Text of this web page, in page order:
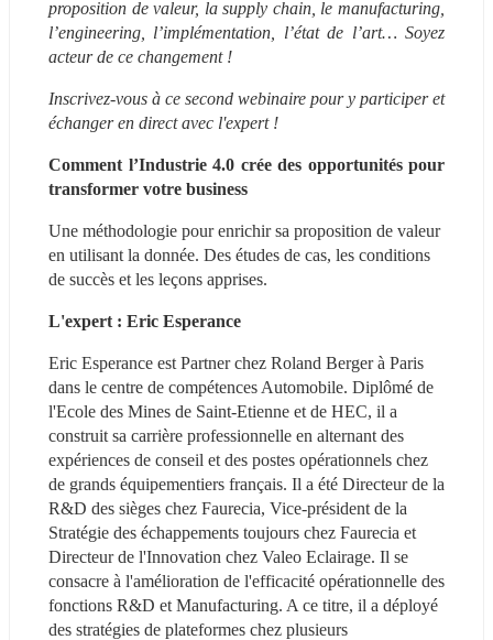
proposition de valeur, la supply chain, le manufacturing,
l’engineering, l’implémentation, l’état de l’art… Soyez
acteur de ce changement !
Inscrivez-vous à ce second webinaire pour y participer et
échanger en direct avec l'expert !
Comment l’Industrie 4.0 crée des opportunités pour
transformer votre business
Une méthodologie pour enrichir sa proposition de valeur
en utilisant la donnée. Des études de cas, les conditions
de succès et les leçons apprises.
L'expert : Eric Esperance
Eric Esperance est Partner chez Roland Berger à Paris
dans le centre de compétences Automobile. Diplômé de
l'Ecole des Mines de Saint-Etienne et de HEC, il a
construit sa carrière professionnelle en alternant des
expériences de conseil et des postes opérationnels chez
de grands équipementiers français. Il a été Directeur de la
R&D des sièges chez Faurecia, Vice-président de la
Stratégie des échappements toujours chez Faurecia et
Directeur de l'Innovation chez Valeo Eclairage. Il se
consacre à l'amélioration de l'efficacité opérationnelle des
fonctions R&D et Manufacturing. A ce titre, il a déployé
des stratégies de plateformes chez plusieurs